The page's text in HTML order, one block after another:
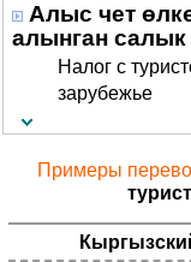
Алыс чет
алынган салык
Налог с
зарубежье
Примеры